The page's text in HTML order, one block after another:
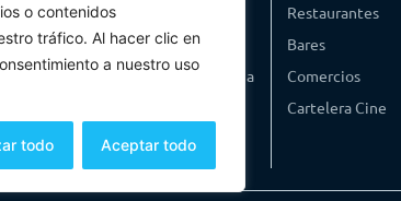
o contenidos
tráfico. Al hacer clic en
a nuestro uso
todo Aceptar todo
Oficinas de turismo
Visitas Guiadas
Folletos y multimedia
Restaurantes
Bares
Comercios
Cartelera Cine